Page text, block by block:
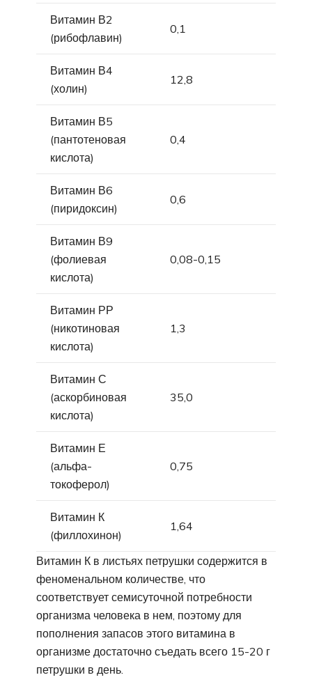
Витамин В2
(рибофлавин)
0,1
Витамин В4
(холин)
12,8
Витамин В5
(пантотеновая
кислота)
0,4
Витамин В6
(пиридоксин)
0,6
Витамин В9
(фолиевая
кислота)
0,08-0,15
Витамин РР
(никотиновая
кислота)
1,3
Витамин С
(аскорбиновая
кислота)
35,0
Витамин Е
(альфа-
токоферол)
0,75
Витамин К
(филлохинон)
1,64
Витамин К в листьях петрушки содержится в
феноменальном количестве, что
соответствует семисуточной потребности
организма человека в нем, поэтому для
пополнения запасов этого витамина в
организме достаточно съедать всего 15-20 г
петрушки в день.